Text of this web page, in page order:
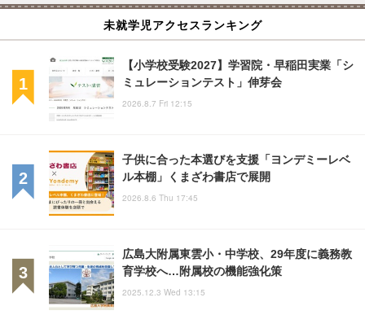
未就学児アクセスランキング
【小学校受験2027】学習院・早稲田実業「シ
ミュレーションテスト」伸芽会
2026.8.7 Fri 12:15
子供に合った本選びを支援「ヨンデミーレベ
ル本棚」くまざわ書店で展開
2026.8.6 Thu 17:45
広島大附属東雲小・中学校、29年度に義務教
育学校へ…附属校の機能強化策
2025.12.3 Wed 13:15